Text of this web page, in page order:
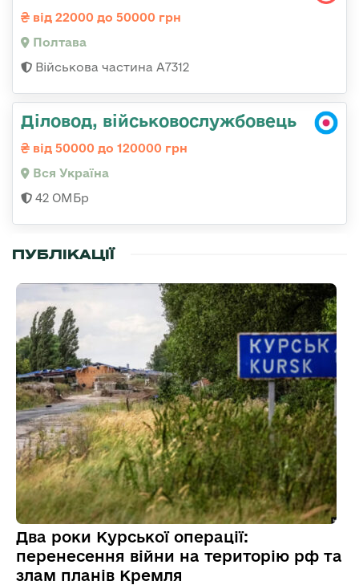
від 22000 до 50000 грн
Полтава
Військова частина А7312
Діловод, військовослужбовець
від 50000 до 120000 грн
Вся Україна
42 ОМБр
ПУБЛІКАЦІЇ
Два роки Курської операції:
перенесення війни на територію рф та
злам планів Кремля